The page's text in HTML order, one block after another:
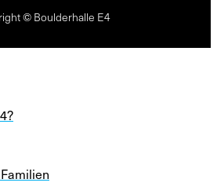
© Boulderhalle E4